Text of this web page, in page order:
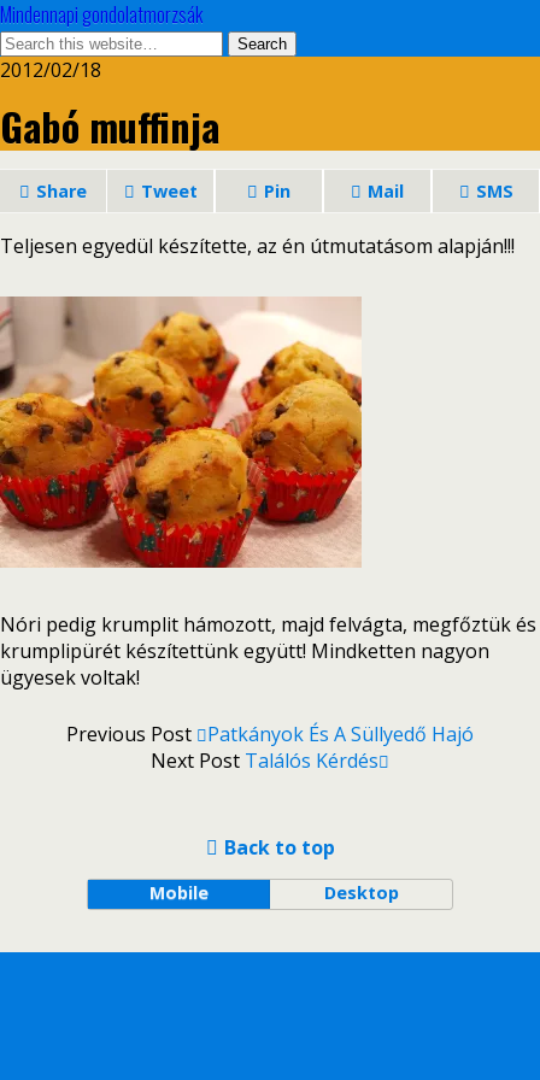
Mindennapi gondolatmorzsák
2012/02/18
Gabó muffinja
Share Tweet Pin Mail SMS
Teljesen egyedül készítette, az én útmutatásom alapján!!!
Nóri pedig krumplit hámozott, majd felvágta, megfőztük és
krumplipürét készítettünk együtt! Mindketten nagyon
ügyesek voltak!
Previous Post
Patkányok És A Süllyedő Hajó
Next Post Találós Kérdés
Back to top
Mobile Desktop